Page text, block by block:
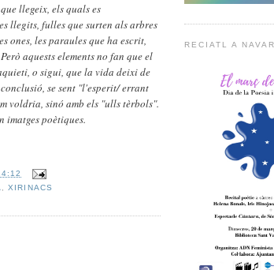
llegeix, els quals es
llegits, fulles que surten als arbres
ones, les paraules que ha escrit,
aquests elements no fan que el
o sigui, que la vida deixi de
se sent "l'esperit/ errant
voldria, sinó amb els "ulls tèrbols".
imatges poètiques.
,XIRINACS
RECIATL A